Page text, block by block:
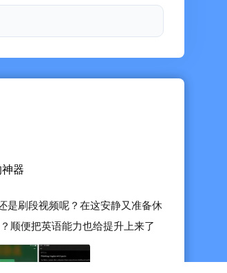
only 30 mins audible book
cover Self Help, Biography ,
ebooks. Each title is
of the book, allowing users to
to offering a fresh way of learning,
器
是刷段视频呢？在这安静又准备休
顺便把英语能力也给提升上来了
几天甚至一两周，间隔时间越长